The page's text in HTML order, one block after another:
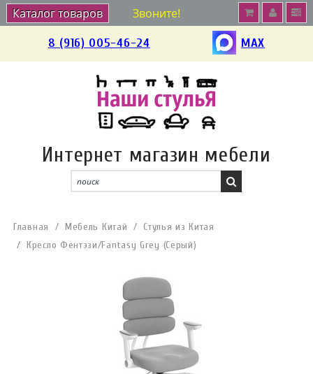
Звоните!
8 (916) 005-46-24 MAX
Интернет магазин мебели
Каталог товаров
Главная Мебель Китай
Стулья из Китая
Кресло Фентэзи/Fantasy Grey (Cерый)